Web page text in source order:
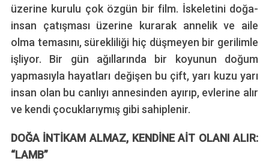
üzerine kurulu çok özgün bir film. İskeletini doğa-
insan çatışması üzerine kurarak annelik ve aile
olma temasını, sürekliliği hiç düşmeyen bir gerilimle
işliyor. Bir gün ağıllarında bir koyunun doğum
yapmasıyla hayatları değişen bu çift, yarı kuzu yarı
insan olan bu canlıyı annesinden ayırıp, evlerine alır
ve kendi çocuklarıymış gibi sahiplenir.
DOĞA İNTİKAM ALMAZ, KENDİNE AİT OLANI ALIR:
“LAMB”